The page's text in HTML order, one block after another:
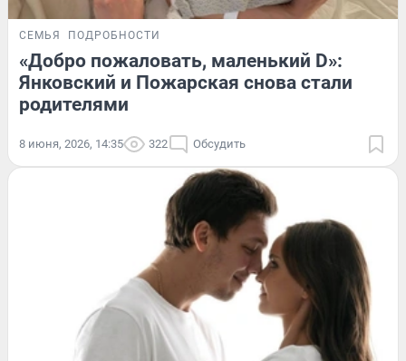
СЕМЬЯ ПОДРОБНОСТИ
«Добро пожаловать, маленький D»:
Янковский и Пожарская снова стали
родителями
8 июня, 2026, 14:35 322 Обсудить